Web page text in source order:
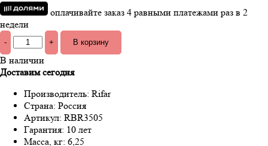
оплачивайте заказ 4 равными платежами раз в 2
недели
- +
В наличии
Доставим сегодня
Производитель: Rifar
Страна: Россия
Артикул: RBR3505
Гарантия: 10 лет
Масса, кг: 6,25